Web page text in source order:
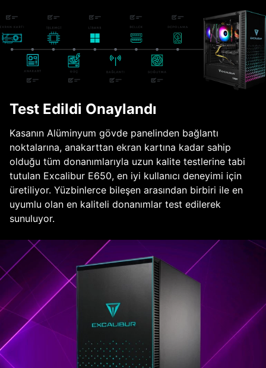
Test Edildi Onaylandı
Kasanın Alüminyum gövde panelinden bağlantı
noktalarına, anakarttan ekran kartına kadar sahip
olduğu tüm donanımlarıyla uzun kalite testlerine tabi
tutulan Excalibur E650, en iyi kullanıcı deneyimi için
üretiliyor. Yüzbinlerce bileşen arasından birbiri ile en
uyumlu olan en kaliteli donanımlar test edilerek
sunuluyor.